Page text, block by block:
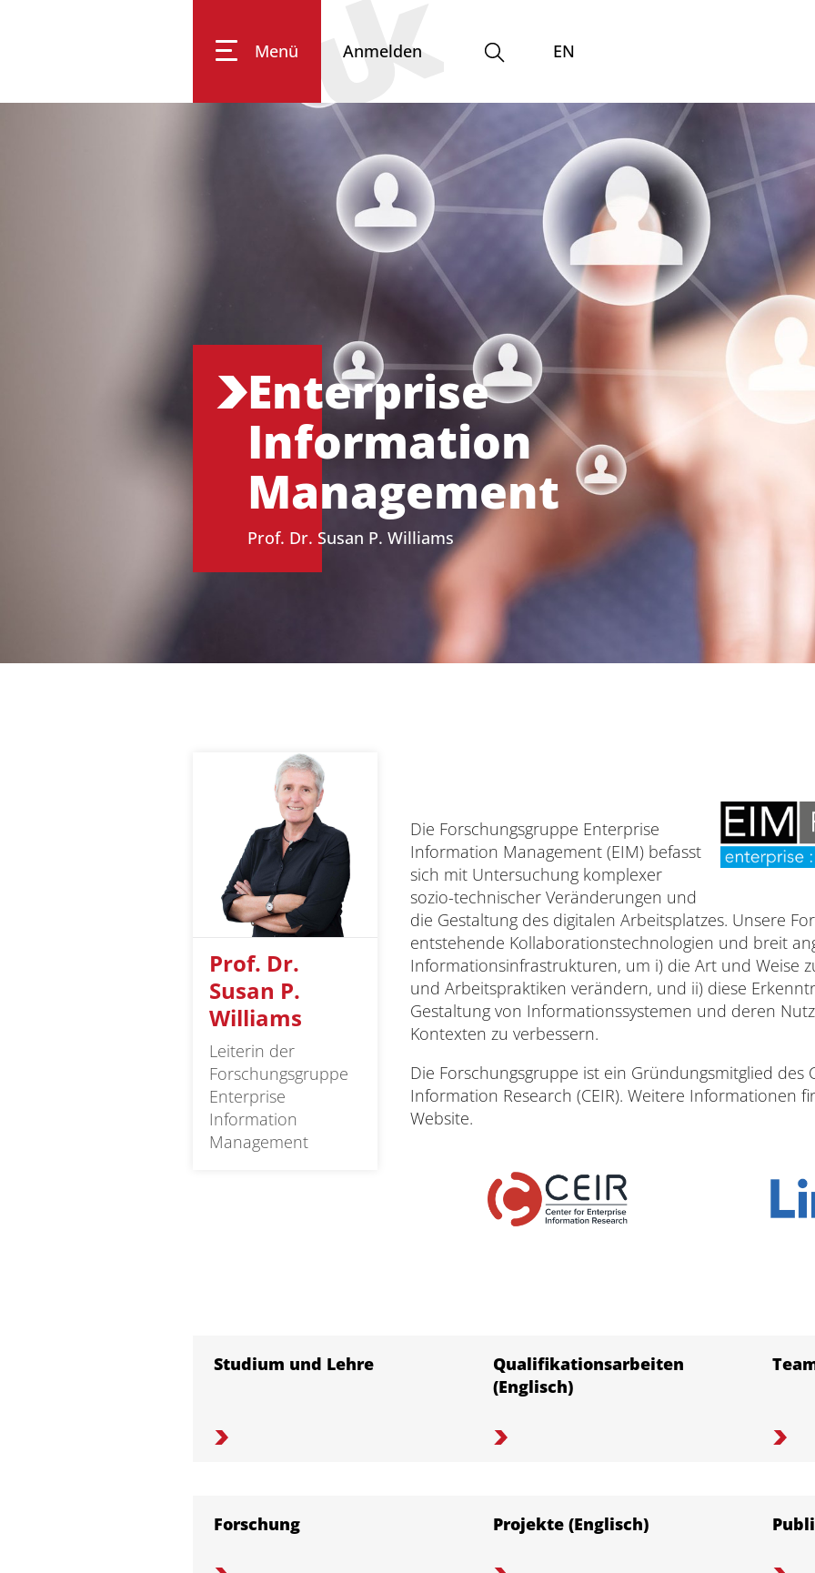
Menü
Barrierefreiheit Gleichstellungsvertretung
Anmelden EN
Enterprise
Information
Management
Prof. Dr. Susan P. Williams
Prof. Dr.
Susan P.
Williams
Leiterin der
Forschungsgruppe
Enterprise
Information
Management
Die Forschungsgruppe Enterprise
Information Management (EIM) befasst
sich mit Untersuchung komplexer
sozio-technischer Veränderungen und
die Gestaltung des digitalen Arbeitsplatzes. Unsere
entstehende Kollaborationstechnologien und breit
Informationsinfrastrukturen, um i) die Art und Weise
und Arbeitspraktiken verändern, und ii) diese
Gestaltung von Informationssystemen und deren
Kontexten zu verbessern.
Die Forschungsgruppe ist ein Gründungsmitglied des
Information Research (CEIR). Weitere Informationen
Website.
Studium und Lehre
Qualifikationsarbeiten
(Englisch)
Forschung Projekte (Englisch)